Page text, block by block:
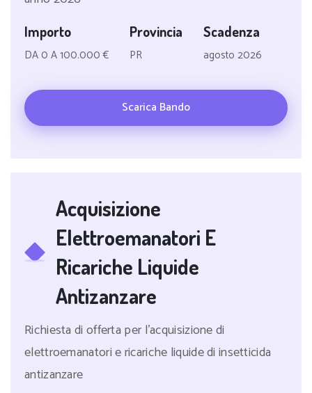
Importo
DA 0 A 100.000 €
Provincia
PR
Scadenza
agosto 2026
Scarica Bando
Acquisizione
Elettroemanatori E
Ricariche Liquide
Antizanzare
Richiesta di offerta per l'acquisizione di
elettroemanatori e ricariche liquide di insetticida
antizanzare